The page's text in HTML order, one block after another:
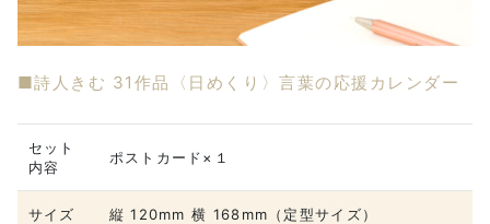
■詩人きむ 31作品〈日めくり〉言葉の応援カレンダー
セット
内容
ポストカード×１
サイズ 縦 120mm 横 168mm（定型サイズ）